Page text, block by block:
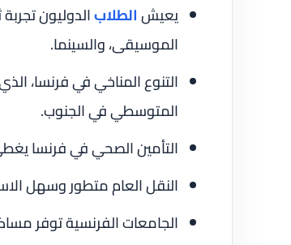
يعيشالطلابالدوليون
الموسيقى، والسينما.
التنوع المناخي في فرنسا،
المتوسطي في الجنوب.
التأمين الصحي في فرنسا
النقل العام متطور وسهل
الجامعات الفرنسية توفر